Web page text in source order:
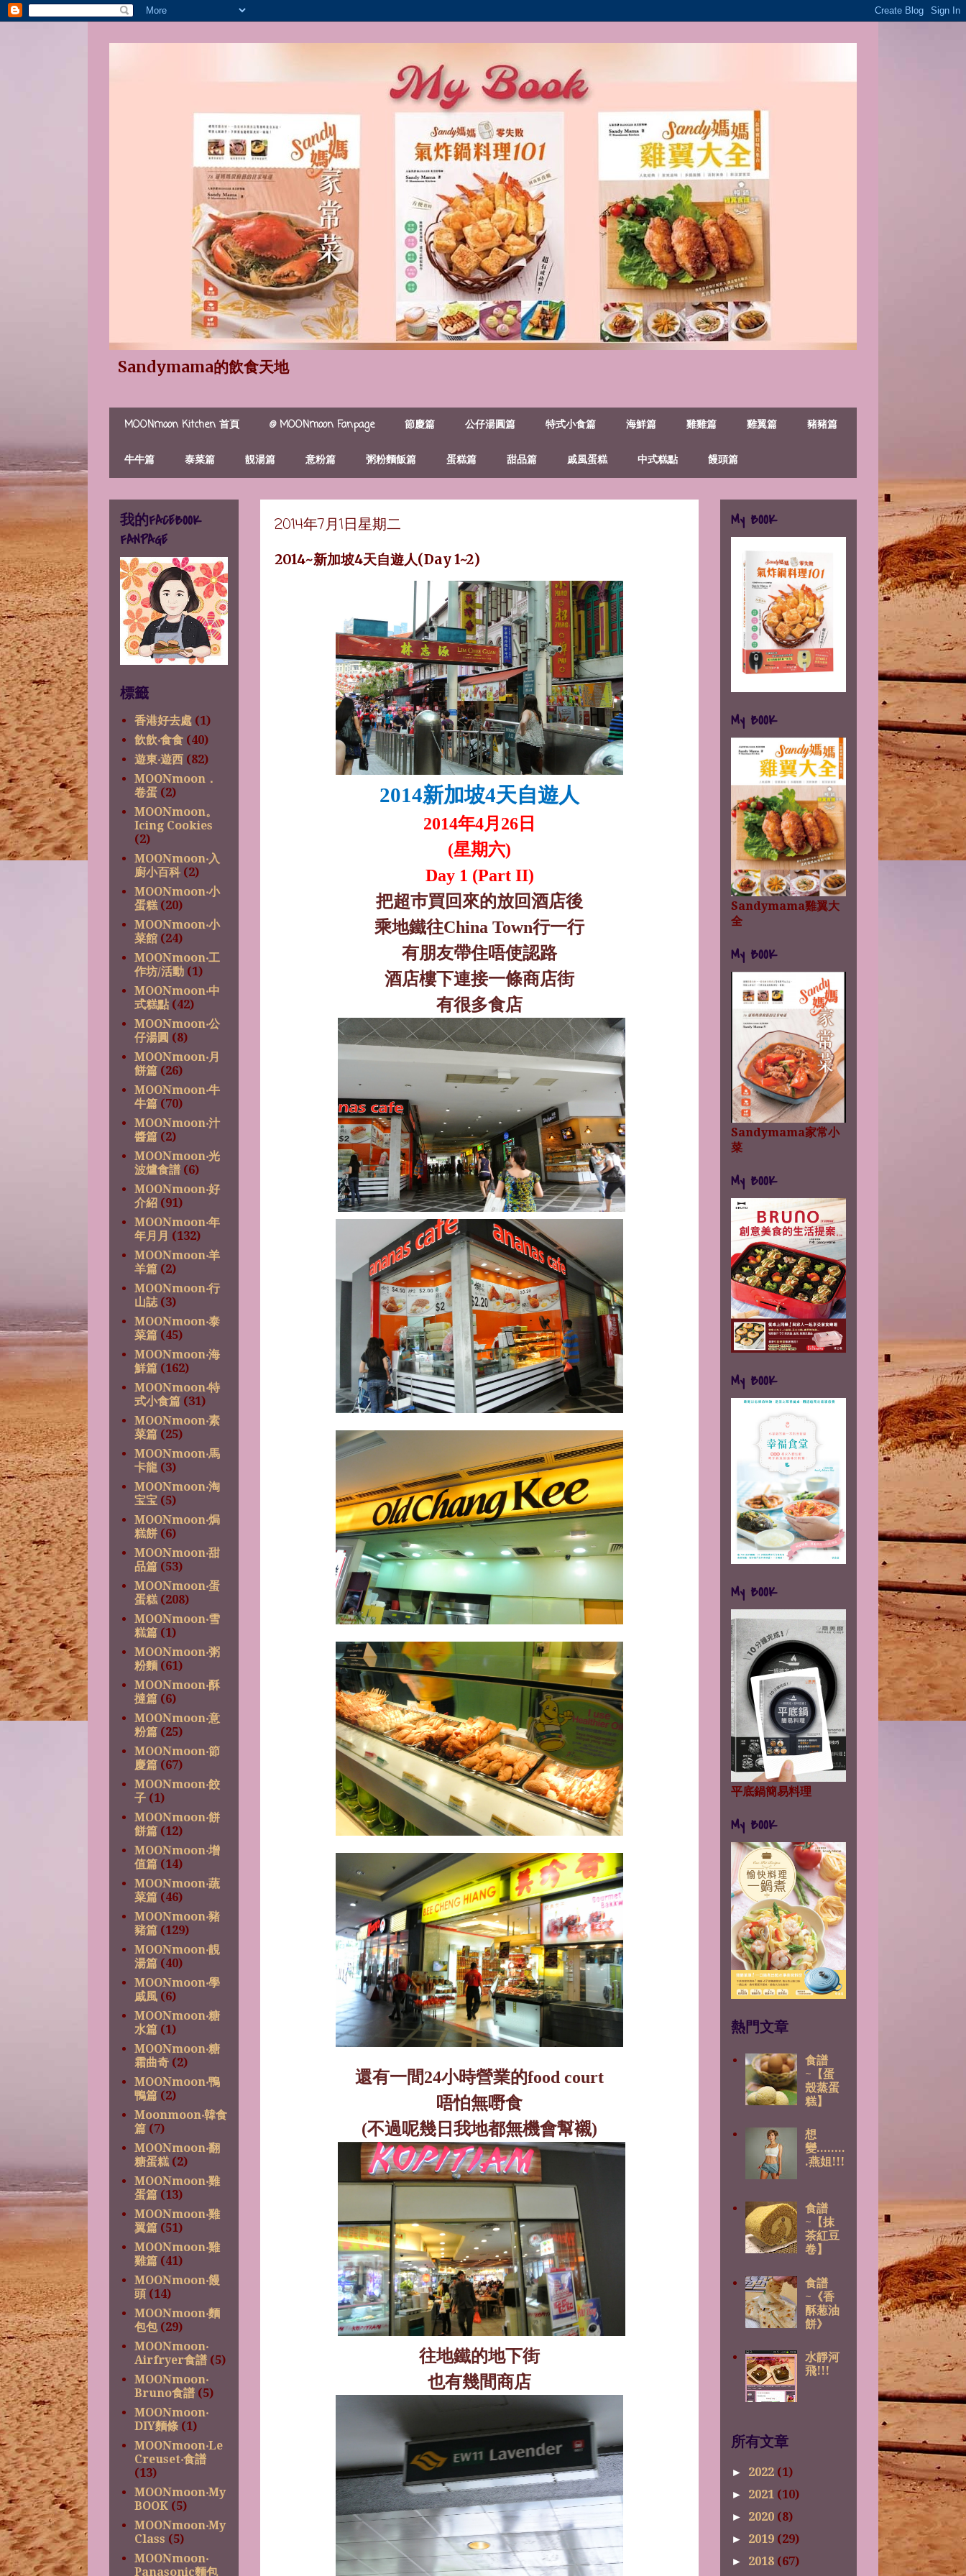
Sandymama的飲食天地
MOONmoon Kitchen 首頁 @ MOONmoon Fanpage 節慶篇 公仔湯圓篇 特式小食篇 海鮮篇 雞雞篇 雞翼篇 豬豬篇
牛牛篇 泰菜篇 靚湯篇 意粉篇 粥粉麵飯篇 蛋糕篇 甜品篇 戚風蛋糕 中式糕點 饅頭篇
2014年7月1日星期二
2014~新加坡4天自遊人(Day 1~2)
2014新加坡4天自遊人
2014年4月 26 日
(星期六)
Day 1 (Part II)
把超巿買回來的放回酒店後
乘地鐵往China Town行一行
有朋友帶住唔使認路
酒店樓下連接一條商店街
有很多食店
還有一間24小時營業的food court
唔怕無嘢食
(不過呢幾日我地都無機會幫襯)
往地鐵的地下街
也有幾間商店
我的FACEBOOK
FANPAGE
標籤
香港好去處 (1)
飲飲‧食食 (40)
遊東‧遊西 (82)
MOONmoon．
卷蛋 (2)
MOONmoon。
Icing Cookies
(2)
MOONmoon‧入
廚小百科 (2)
MOONmoon‧小
蛋糕 (20)
MOONmoon‧小
菜館 (24)
MOONmoon‧工
作坊/活動 (1)
MOONmoon‧中
式糕點 (42)
MOONmoon‧公
仔湯圓 (8)
MOONmoon‧月
餅篇 (26)
MOONmoon‧牛
牛篇 (70)
MOONmoon‧汁
醬篇 (2)
MOONmoon‧光
波爐食譜 (6)
MOONmoon‧好
介紹 (91)
MOONmoon‧年
年月月 (132)
MOONmoon‧羊
羊篇 (2)
MOONmoon‧行
山誌 (3)
MOONmoon‧泰
菜篇 (45)
MOONmoon‧海
鮮篇 (162)
MOONmoon‧特
式小食篇 (31)
MOONmoon‧素
菜篇 (25)
MOONmoon‧馬
卡龍 (3)
MOONmoon‧淘
宝宝 (5)
MOONmoon‧焗
糕餅 (6)
MOONmoon‧甜
品篇 (53)
MOONmoon‧蛋
蛋糕 (208)
MOONmoon‧雪
糕篇 (1)
MOONmoon‧粥
粉麵 (61)
MOONmoon‧酥
撻篇 (6)
MOONmoon‧意
粉篇 (25)
MOONmoon‧節
慶篇 (67)
MOONmoon‧餃
子 (1)
MOONmoon‧餅
餅篇 (12)
MOONmoon‧增
值篇 (14)
MOONmoon‧蔬
菜篇 (46)
MOONmoon‧豬
豬篇 (129)
MOONmoon‧靚
湯篇 (40)
MOONmoon‧學
戚風 (6)
MOONmoon‧糖
水篇 (1)
MOONmoon‧糖
霜曲奇 (2)
MOONmoon‧鴨
鴨篇 (2)
Moonmoon‧韓食
篇 (7)
MOONmoon‧翻
糖蛋糕 (2)
MOONmoon‧雞
蛋篇 (13)
MOONmoon‧雞
翼篇 (51)
MOONmoon‧雞
雞篇 (41)
MOONmoon‧饅
頭 (14)
MOONmoon‧麵
包包 (29)
MOONmoon‧
Airfryer食譜 (5)
MOONmoon‧
Bruno食譜 (5)
MOONmoon‧
DIY麵條 (1)
MOONmoon‧Le
Creuset‧食譜
(13)
MOONmoon‧My
BOOK (5)
MOONmoon‧My
Class (5)
MOONmoon‧
Panasonic麵包
My BOOK
My BOOK
Sandymama雞翼大
全
My BOOK
Sandymama家常小
菜
My BOOK
My BOOK
My BOOK
平底鍋簡易料理
My BOOK
熱門文章
食譜
~【蛋
殼蒸蛋
糕】
想
變........
.燕姐!!!
食譜
~【抹
茶紅豆
卷】
食譜
~《香
酥葱油
餅》
水靜河
飛!!!
所有文章
► 2022 (1)
► 2021 (10)
► 2020 (8)
► 2019 (29)
► 2018 (67)